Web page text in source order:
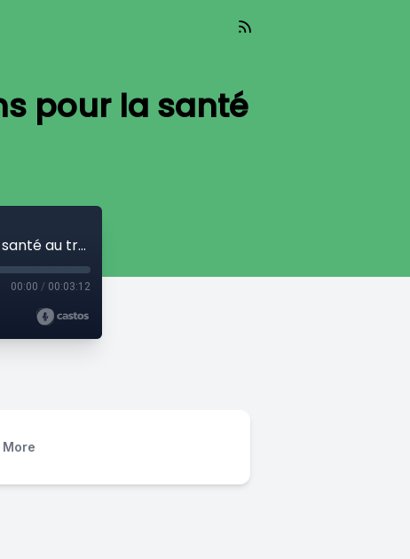
pour la santé
Les espaces de discussion sont-ils bons pour la santé au travail ?
00:00 / 00:03:12
More